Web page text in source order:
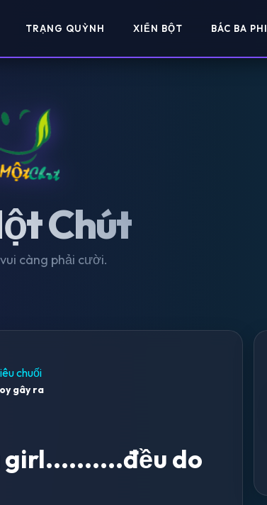
TRẠNG QUỲNH XIỂN BỘT BÁC BA PHI
Chút
càng phải cười.
chuối
gây ra
girl..........đều do